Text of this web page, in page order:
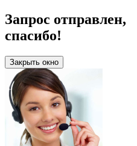
Запрос отправлен,
спасибо!
Закрыть окно